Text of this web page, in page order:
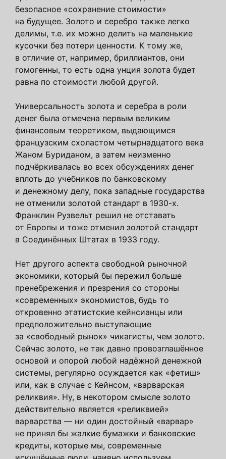
безопасное «сохранение стоимости»
на будущее. Золото и серебро также легко
делимы, т.е. их можно делить на маленькие
кусочки без потери ценности. К тому же,
в отличие от, например, бриллиантов, они
гомогенны, то есть одна унция золота будет
равна по стоимости любой другой.
Универсальность золота и серебра в роли
денег была отмечена первым великим
финансовым теоретиком, выдающимся
французским схоластом четырнадцатого века
Жаном Буриданом, а затем неизменно
подчёркивалась во всех обсуждениях денег
вплоть до учебников по банковскому
и денежному делу, пока западные государства
не отменили золотой стандарт в 1930-х.
Франклин Рузвельт решил не отставать
от Европы и тоже отменил золотой стандарт
в Соединённых Штатах в 1933 году.
Нет другого аспекта свободной рыночной
экономики, который бы пережил больше
пренебрежения и презрения со стороны
«современных» экономистов, будь то
откровенно этатистские кейнсианцы или
предположительно выступающие
за «свободный рынок» чикагисты, чем золото.
Сейчас золото, не так давно провозглашённое
основой и опорой любой надёжной денежной
системы, регулярно осуждается как «фетиш»
или, как в случае с Кейнсом, «варварская
реликвия». Ну, в некотором смысле золото
действительно является «реликвией»
варварства — ни один достойный «варвар»
не принял бы жалкие бумажки и банковские
кредиты, которые мы, современные